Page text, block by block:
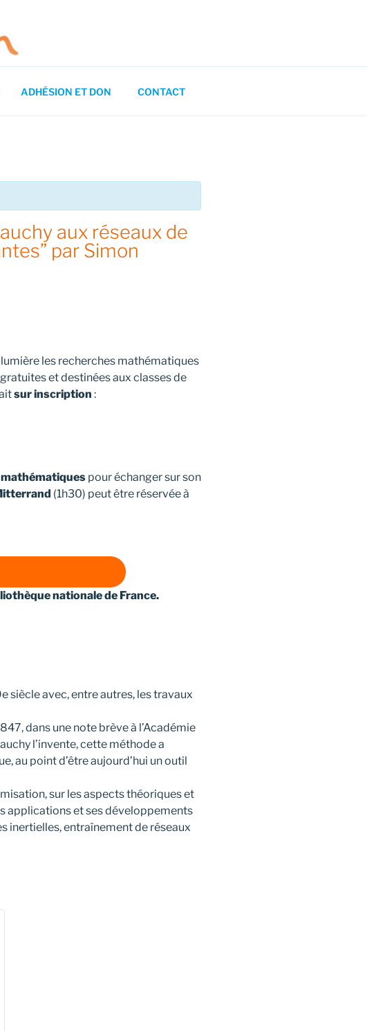
ADHÉSION ET DON CONTACT
aux réseaux de
par Simon
les recherches mathématiques
et destinées aux classes de
sur inscription :
pour échanger sur son
(1h30) peut être réservée à
nationale de France.
siècle avec, entre autres, les travaux
dans une note brève à l’Académie
l’invente, cette méthode a
au point d’être aujourd’hui un outil
sur les aspects théoriques et
applications et ses développements
inertielles, entraînement de réseaux